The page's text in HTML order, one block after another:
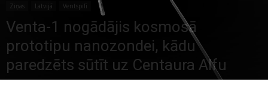
Ziņas Latvijā Ventspilī
Venta-1 nogādājis kosmosā
prototipu nanozondei, kādu
paredzēts sūtīt uz Centaura Alfu